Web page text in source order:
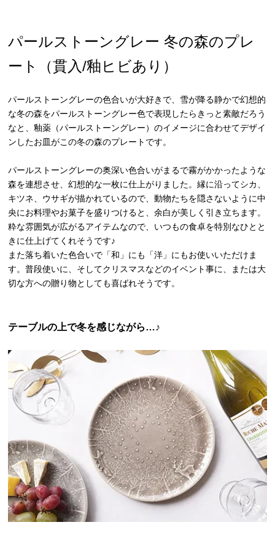
パールストーングレー 冬の森のプレ
ート（貫入/釉ヒビあり）
パールストーングレーの色合いが大好きで、雪が降る静かで幻想的
な冬の森をパールストーングレー色で表現したらきっと素敵だろう
なと、釉薬（パールストーングレー）のイメージに合わせてデザイ
ンしたお皿がこの冬の森のプレートです。
パールストーングレーの奥深い色合いがまるで霧がかかったような
森を連想させ、幻想的な一枚に仕上がりました。縁に沿ってシカ、
キツネ、ウサギが描かれているので、動物たちを隠さないように中
央にお料理やお菓子を盛りつけると、余白が美しく引き立ちます。
粋な雰囲気が広がるアイテムなので、いつもの食卓を特別なひとと
きに仕上げてくれそうです♪
また落ち着いた色合いで「和」にも「洋」にもお使いいただけま
す。普段使いに、そしてクリスマスなどのイベント事に、または大
切な方への贈り物としても喜ばれそうです。
テーブルの上で冬を感じながら…♪